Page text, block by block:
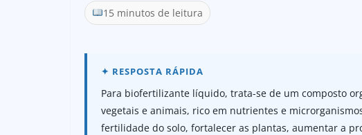
15 minutos de leitura
Para biofertilizante líquido, trata-se de um composto
vegetais e animais, rico em nutrientes e
fertilidade do solo, fortalecer as plantas, aumentar a